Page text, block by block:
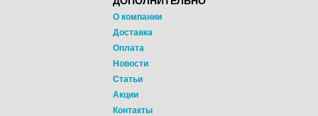
О компании
Доставка
Оплата
Новости
Статьи
Акции
Контакты